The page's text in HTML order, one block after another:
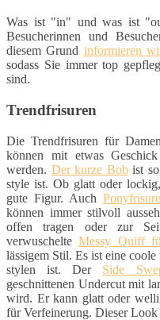
Was ist "in" und was ist
Besucherinnen und
diesem Grund informieren
sodass Sie immer top
sind.
Trendfrisuren
Die Trendfrisuren für
können mit etwas
werden. Der kurze Bobist so
style ist. Ob glatt oder
gute Figur. Auch
können immer stilvoll
offen tragen oder zur
verwuschelteMessy Quiff
lässigem Stil. Es ist eine
stylen ist. Der Side
geschnittenen Undercut mit
wird. Er kann glatt oder
für Verfeinerung. Dieser Look